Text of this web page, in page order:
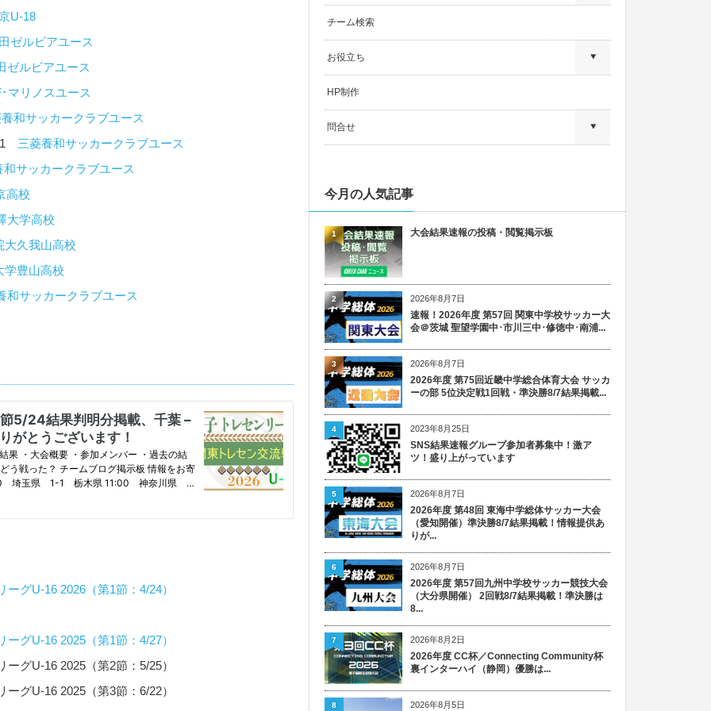
U-18
ゼルビアユース
ゼルビアユース
マリノスユース
和サッカークラブユース
三菱養和サッカークラブユース
和サッカークラブユース
高校
大学高校
大久我山高校
学豊山高校
和サッカークラブユース
グU-16 2026（第1節：4/24）
グU-16 2025（第1節：4/27）
グU-16 2025（第2節：5/25）
グU-16 2025（第3節：6/22）
チーム検索
お役立ち
HP制作
問合せ
今月の人気記事
大会結果速報の投稿・閲覧掲示板
1
2026年8月7日
速報！2026年度 第57回 関東中学校サッカー大
会＠茨城 聖望学園中･市川三中･修徳中･南浦...
2
2026年8月7日
2026年度 第75回近畿中学総合体育大会 サッカ
ーの部 5位決定戦1回戦・準決勝8/7結果掲載...
3
2023年8月25日
SNS結果速報グループ参加者募集中！激ア
ツ！盛り上がっています
4
2026年8月7日
2026年度 第48回 東海中学総体サッカー大会
（愛知開催）準決勝8/7結果掲載！情報提供あ
りが...
5
2026年8月7日
2026年度 第57回九州中学校サッカー競技大会
（大分県開催） 2回戦8/7結果掲載！準決勝は
8...
6
2026年8月2日
2026年度 CC杯／Connecting Community杯
裏インターハイ（静岡）優勝は...
7
2026年8月5日
8